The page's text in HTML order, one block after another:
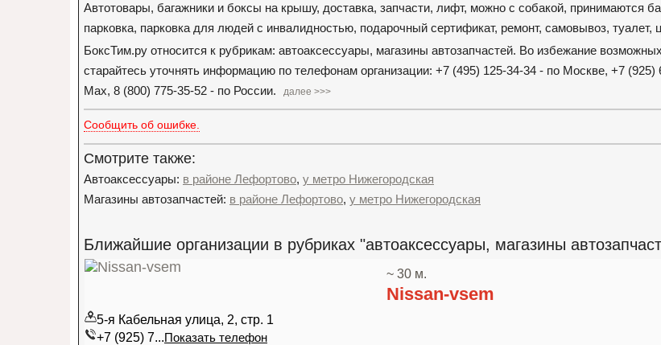
Автотовары, багажники и боксы на крышу, доставка, запчасти, лифт, можно с собакой, принимаются
парковка, парковка для людей с инвалидностью, подарочный сертификат, ремонт, самовывоз, туалет,
БоксТим.ру относится к рубрикам: автоаксессуары, магазины автозапчастей. Во избежание
старайтесь уточнять информацию по телефонам организации: +7 (495) 125-34-34 - по Москве, +7 (925)
Max, 8 (800) 775-35-52 - по России.
далее >>>
Сообщить об ошибке.
Смотрите также:
Автоаксессуары: в районе Лефортово, у метро Нижегородская
Магазины автозапчастей: в районе Лефортово, у метро Нижегородская
Ближайшие организации в рубриках "автоаксессуары, магазины
~ 30 м.
Nissan-vsem
5-я Кабельная улица, 2, стр. 1
+7 (925) 7...Показать телефон